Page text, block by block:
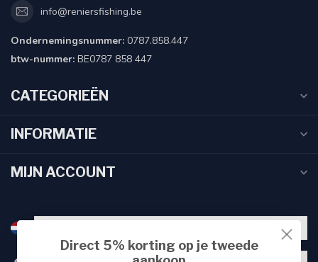
info@reniersfishing.be
Ondernemingsnummer: 0787.858.447
btw-nummer: BE0787 858 447
CATEGORIEËN
INFORMATIE
MIJN ACCOUNT
Direct 5% korting op je tweede